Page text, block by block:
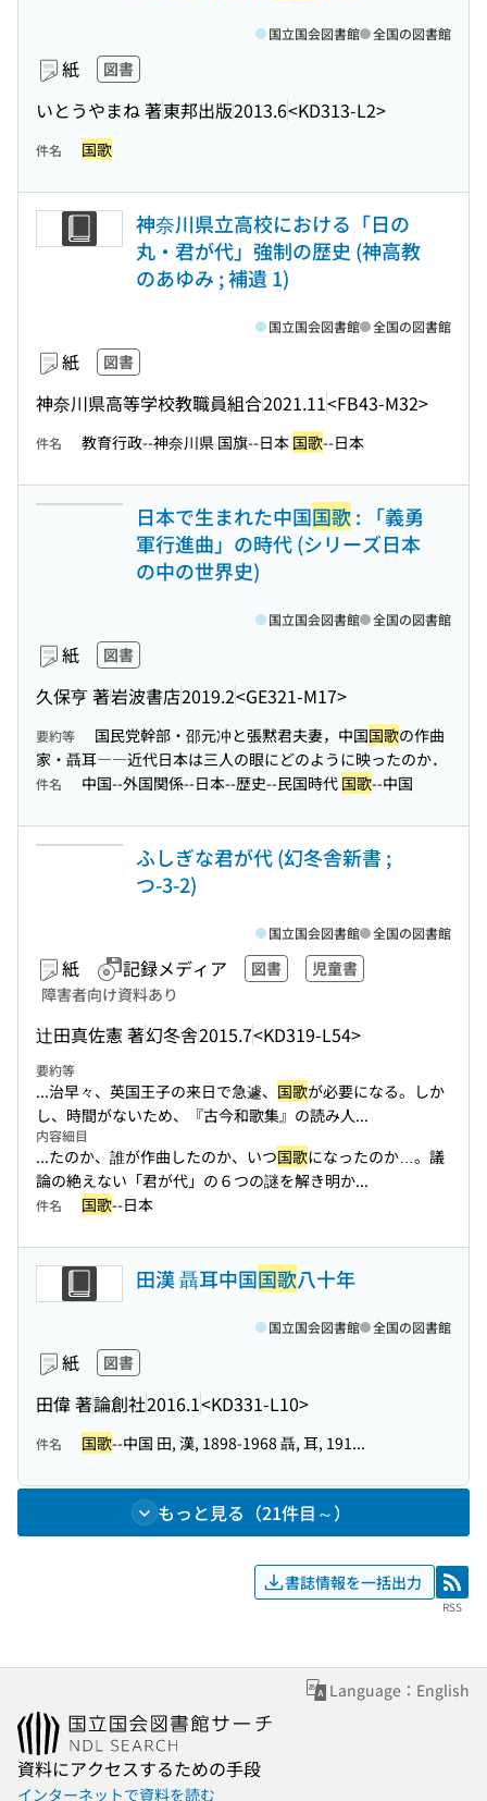
紙 図書
いとうやまね 著東邦出版2013.6<KD313-L2>
国立国会図書館 全国の図書館
件名 国歌
神奈川県立高校における「日の
丸・君が代」強制の歴史 (神高教
のあゆみ ; 補遺 1)
紙 図書
神奈川県高等学校教職員組合2021.11<FB43-M32>
国立国会図書館 全国の図書館
件名 教育行政--神奈川県 国旗--日本 国歌--日本
日本で生まれた中国国歌: 「義勇
軍行進曲」の時代 (シリーズ日本
の中の世界史)
紙 図書
久保亨 著岩波書店2019.2<GE321-M17>
国立国会図書館 全国の図書館
要約等 国民党幹部・邵元冲と張黙君夫妻，中国国歌の作曲
家・聶耳――近代日本は三人の眼にどのように映ったのか．
件名 中国--外国関係--日本--歴史--民国時代 国歌--中国
ふしぎな君が代 (幻冬舎新書 ;
つ-3-2)
紙 記録メディア 図書
児童書
障害者向け資料あり
辻田真佐憲 著幻冬舎2015.7<KD319-L54>
国立国会図書館 全国の図書館
要約等
...治早々、英国王子の来日で急遽、 国歌が必要になる。しか
し、時間がないため、『古今和歌集』の読み人...
内容細目
...たのか、誰が作曲したのか、いつ国歌になったのか…。議
論の絶えない「君が代」の６つの謎を解き明か...
件名 国歌--日本
田漢 聶耳中国国歌八十年
紙 図書
田偉 著論創社2016.1<KD331-L10>
国立国会図書館 全国の図書館
件名 国歌--中国 田, 漢, 1898-1968 聶, 耳, 191...
もっと見る（21件目～）
書誌情報を一括出力 RSS
RSS
Language：English
資料にアクセスするための手段
インターネットで資料を読む